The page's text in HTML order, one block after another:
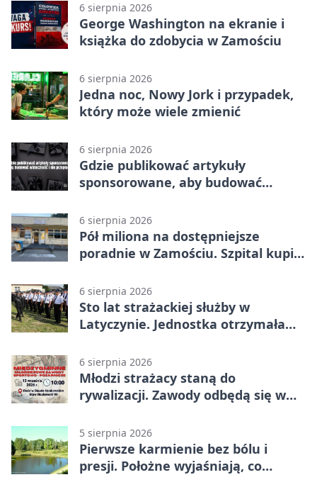
6 sierpnia 2026
George Washington na ekranie i
książka do zdobycia w Zamościu
6 sierpnia 2026
Jedna noc, Nowy Jork i przypadek,
który może wiele zmienić
6 sierpnia 2026
Gdzie publikować artykuły
sponsorowane, aby budować
6 sierpnia 2026
Pół miliona na dostępniejsze
poradnie w Zamościu. Szpital kupi
6 sierpnia 2026
Sto lat strażackiej służby w
Latyczynie. Jednostka otrzymała
6 sierpnia 2026
Młodzi strażacy staną do
rywalizacji. Zawody odbędą się w
5 sierpnia 2026
Pierwsze karmienie bez bólu i
presji. Położne wyjaśniają, co